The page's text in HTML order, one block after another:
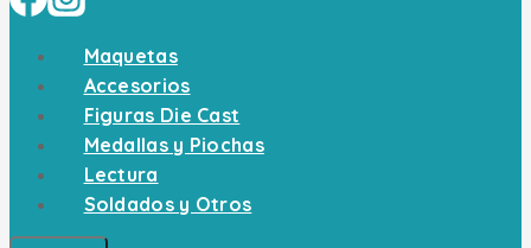
Maquetas
Accesorios
Figuras Die Cast
Medallas y Piochas
Lectura
Soldados y Otros